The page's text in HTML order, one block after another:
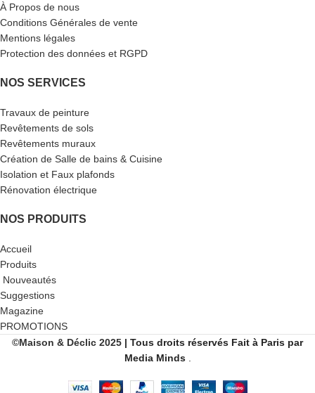
À Propos de nous
Conditions Générales de vente
Mentions légales
Protection des données et RGPD
NOS SERVICES
Travaux de peinture
Revêtements de sols
Revêtements muraux
Création de Salle de bains & Cuisine
Isolation et Faux plafonds
Rénovation électrique
NOS PRODUITS
Accueil
Produits
Nouveautés
Suggestions
Magazine
PROMOTIONS
©Maison & Déclic 2025 | Tous droits réservés Fait à Paris par
Media Minds